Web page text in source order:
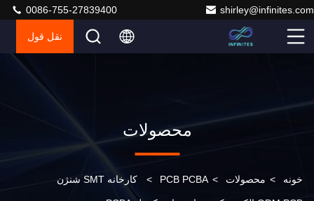
shirley@infinites.com
0086-755-27839400
نقل قول
محصولات
خونه > محصولات >
PCB PCBA
> کارخانه SMT شنژن